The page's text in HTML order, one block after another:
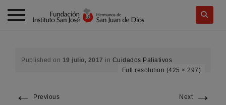
Published on 19 julio, 2017 in Cuidados Paliativos
Full resolution (425 × 297)
← Previous Next →